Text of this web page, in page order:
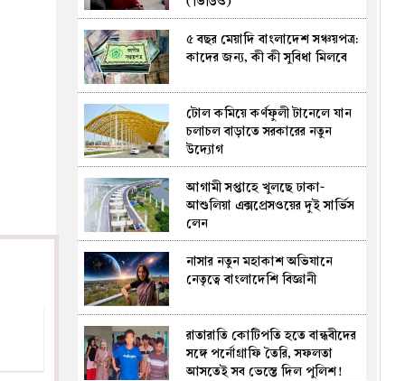
হরমুজ প্রণালি খুলতে যুক্তরাষ্ট্রকে
ইরানের ৫ শর্ত
রোমে আটকে পড়া বিমানের যাত্রীরা
দুপুরে পৌঁছাবেন দেশে
র‍্যাব থেকে এসআরবি, কতটা
বদলাবে পুরোনো কাঠামো?
ইসরাইলি তরুণদের মধ্যে
ক্যানসারের ঝুঁকি বাড়াচ্ছে যে
বঙ্গোপসাগরে লঘুচাপ, দেশজুড়ে
বৃষ্টি-বজ্রবৃষ্টির পূর্বাভাস
৫ বছর মেয়াদি বাংলাদেশ সঞ্চয়পত্র:
কাদের জন্য, কী কী সুবিধা মিলবে
টোল কমিয়ে কর্ণফুলী টানেলে যান
চলাচল বাড়াতে সরকারের নতুন
উদ্যোগ
আগামী সপ্তাহে খুলছে ঢাকা-
আশুলিয়া এক্সপ্রেসওয়ের দুই সার্ভিস
লেন
নাসার নতুন মহাকাশ অভিযানে
নেতৃত্বে বাংলাদেশি বিজ্ঞানী
রাতারাতি কোটিপতি হতে বান্ধবীদের
সঙ্গে পর্নোগ্রাফি তৈরি, সফলতা
আসতেই সব ভেস্তে দিল পুলিশ!